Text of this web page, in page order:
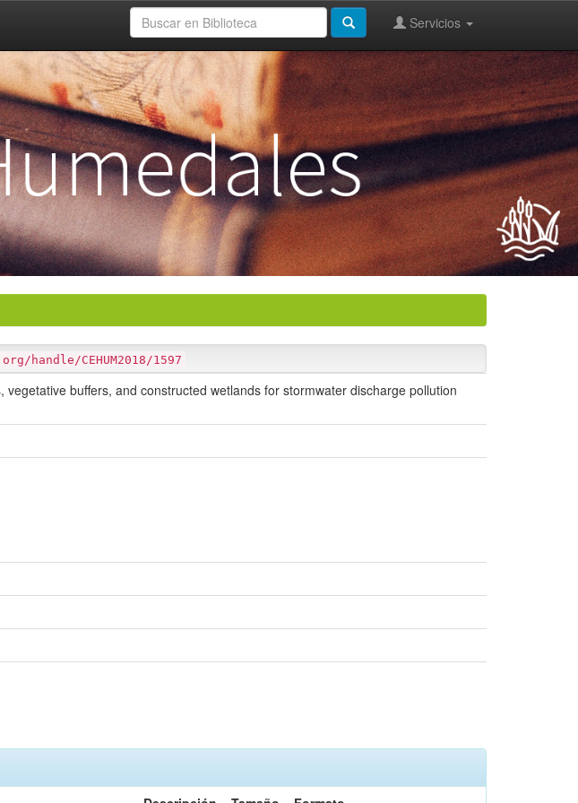
Servicios
handle/CEHUM2018/1597
buffers, and constructed wetlands for stormwater discharge pollution